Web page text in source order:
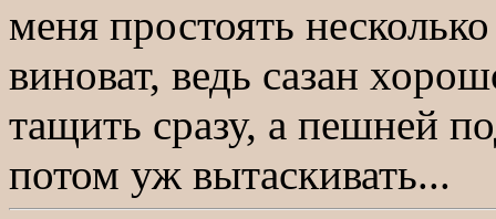
меня простоять
виноват, ведь сазан
тащить сразу, а пешней
потом уж вытаскивать...